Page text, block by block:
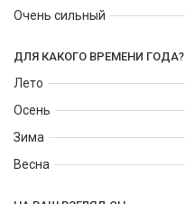
Очень сильный
ДЛЯ КАКОГО ВРЕМЕНИ ГОДА?
Лето
Осень
Зима
Весна